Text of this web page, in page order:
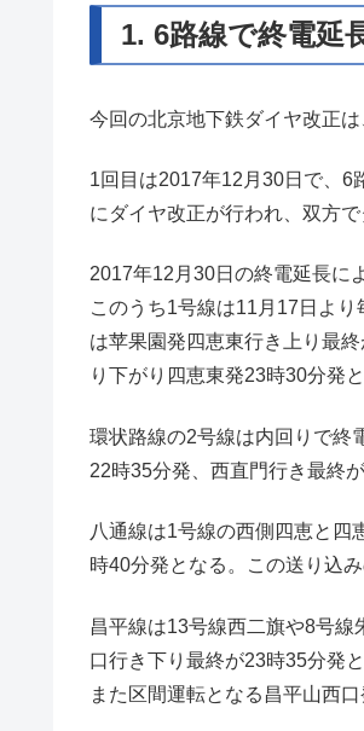
1. 6路線で終電延
今回の北京地下鉄ダイヤ改正
1回目は2017年12月30日で、6
にダイヤ改正が行われ、双方
2017年12月30日の終電延長に
このうち1号線は11月17日よ
は苹果園発四恵東行き上り最
り下がり四恵東発23時30分発と
環状路線の2号線は内回りで終
22時35分発、西直門行き最終
八通線は1号線の西側四恵と四
時40分発となる。この送り込
昌平線は13号線西二旗や8号
口行き下り最終が23時35分発
また区間運転となる昌平山西